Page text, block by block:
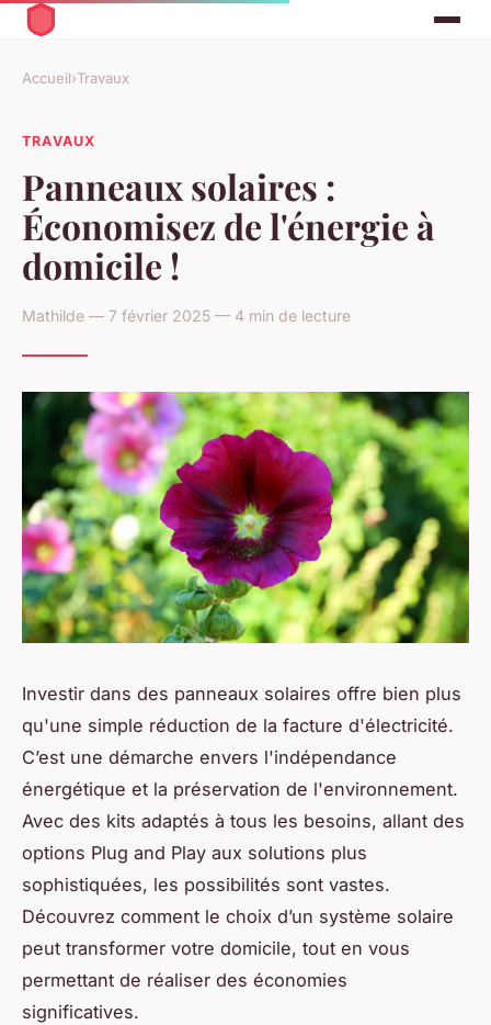
Accueil›Travaux
TRAVAUX
Panneaux solaires :
Économisez de l'énergie à
domicile !
Mathilde — 7 février 2025 — 4 min de lecture
Investir dans des panneaux solaires offre bien plus
qu'une simple réduction de la facture d'électricité.
C’est une démarche envers l'indépendance
énergétique et la préservation de l'environnement.
Avec des kits adaptés à tous les besoins, allant des
options Plug and Play aux solutions plus
sophistiquées, les possibilités sont vastes.
Découvrez comment le choix d’un système solaire
peut transformer votre domicile, tout en vous
permettant de réaliser des économies
significatives.